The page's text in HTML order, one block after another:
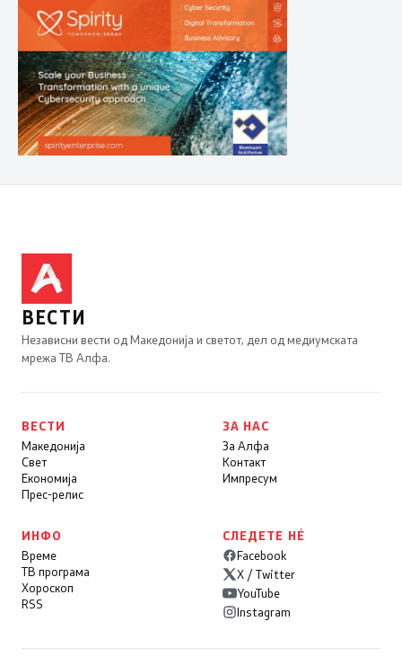
ВЕСТИ
Независни вести од Македонија и светот, дел од медиумската
мрежа ТВ Алфа.
ВЕСТИ
Македонија
Свет
Економија
Прес-релис
ЗА НАС
За Алфа
Контакт
Импресум
ИНФО
Време
ТВ програма
Хороскоп
RSS
СЛЕДЕТЕ НÉ
Facebook
X / Twitter
YouTube
Instagram